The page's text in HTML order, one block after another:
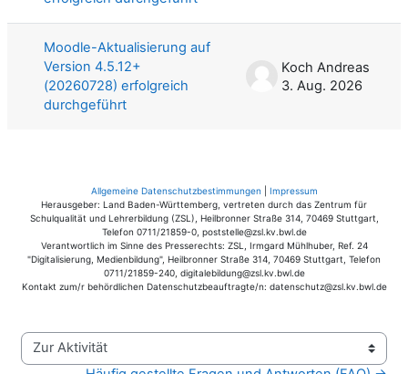
Moodle-Aktualisierung auf
Version 4.5.12+
(20260728) erfolgreich
durchgeführt
Koch Andreas
3. Aug. 2026
Allgemeine Datenschutzbestimmungen
Impressum
Herausgeber: Land Baden-Württemberg, vertreten durch das Zentrum für
Schulqualität und Lehrerbildung (ZSL), Heilbronner Straße 314, 70469 Stuttgart,
Telefon 0711/21859-0, poststelle@zsl.kv.bwl.de
Verantwortlich im Sinne des Presserechts: ZSL, Irmgard Mühlhuber, Ref. 24
"Digitalisierung, Medienbildung", Heilbronner Straße 314, 70469 Stuttgart, Telefon
0711/21859-240, digitalebildung@zsl.kv.bwl.de
Kontakt zum/r behördlichen Datenschutzbeauftragte/n: datenschutz@zsl.kv.bwl.de
Zur Aktivität